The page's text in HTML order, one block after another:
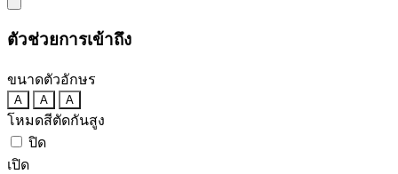
ตัวช่วยการเข้าถึง
ขนาดตัวอักษร
A A A
โหมดสีตัดกันสูง
ปิด
เปิด